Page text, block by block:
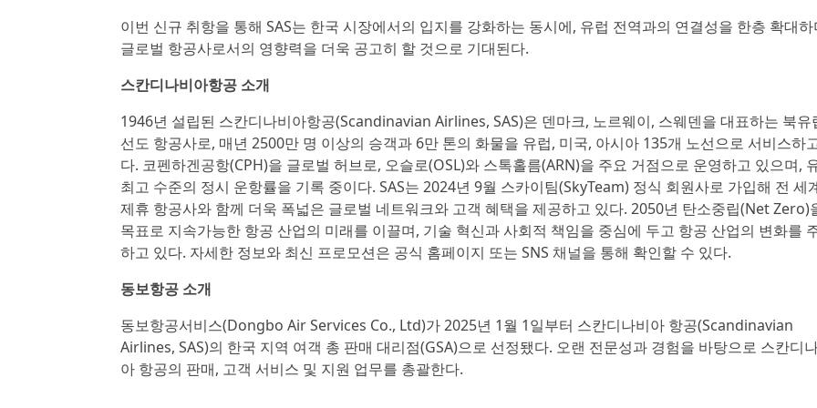
이번 신규 취항을 통해 SAS는 한국 시장에서의 입지를 강화하는 동시에, 유럽 전역과의 연결성을 한층 확대하
글로벌 항공사로서의 영향력을 더욱 공고히 할 것으로 기대된다.
스칸디나비아항공 소개
1946년 설립된 스칸디나비아항공(Scandinavian Airlines, SAS)은 덴마크, 노르웨이, 스웨덴을 대표하는 북유
선도 항공사로, 매년 2500만 명 이상의 승객과 6만 톤의 화물을 유럽, 미국, 아시아 135개 노선으로 서비스하
다. 코펜하겐공항(CPH)을 글로벌 허브로, 오슬로(OSL)와 스톡홀름(ARN)을 주요 거점으로 운영하고 있으며,
최고 수준의 정시 운항률을 기록 중이다. SAS는 2024년 9월 스카이팀(SkyTeam) 정식 회원사로 가입해 전 세
제휴 항공사와 함께 더욱 폭넓은 글로벌 네트워크와 고객 혜택을 제공하고 있다. 2050년 탄소중립(Net Zero)
목표로 지속가능한 항공 산업의 미래를 이끌며, 기술 혁신과 사회적 책임을 중심에 두고 항공 산업의 변화를
하고 있다. 자세한 정보와 최신 프로모션은 공식 홈페이지 또는 SNS 채널을 통해 확인할 수 있다.
동보항공 소개
동보항공서비스(Dongbo Air Services Co., Ltd)가 2025년 1월 1일부터 스칸디나비아 항공(Scandinavian
Airlines, SAS)의 한국 지역 여객 총 판매 대리점(GSA)으로 선정됐다. 오랜 전문성과 경험을 바탕으로 스칸디
아 항공의 판매, 고객 서비스 및 지원 업무를 총괄한다.